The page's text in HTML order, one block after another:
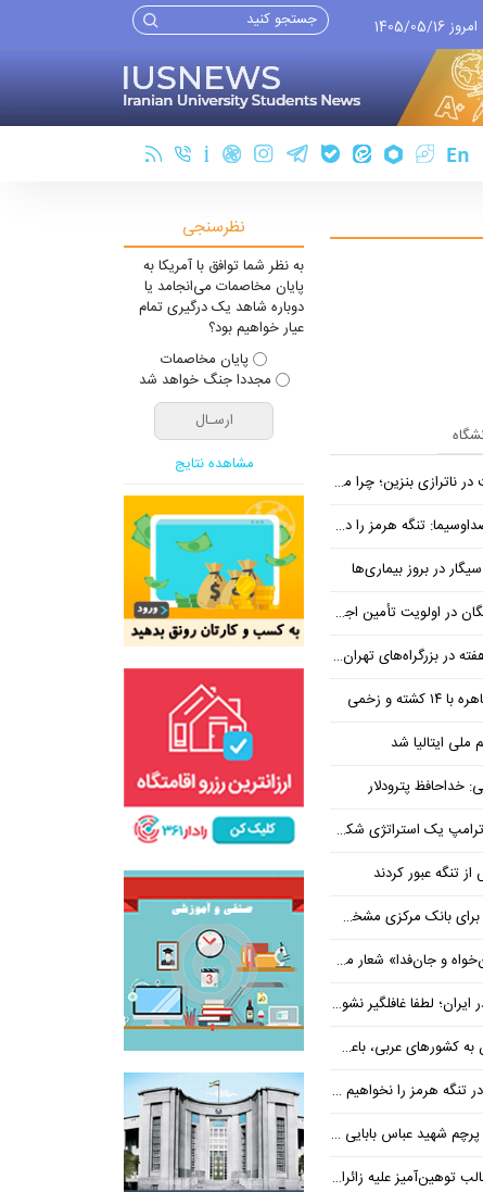
امروز 1405/05/16
چرا مردم مقصر اصلی نیستند؟
را در ازای رفع تحریم معامله کنیم
در بروز بیماری‌ها
پیگیری برای تأمین منابع ادامه دارد
و زخمی
ملی ایتالیا شد
خداحافظ پترودلار
استراتژی شکست خورده است
هنوز هم متوجه نشده است چرا همتی استیضاح شد!
شعار محوری دهه پایانی صفر شد
لطفا غافلگیر نشوید
باعث توقف حمله آمریکا شد
هرمز را نخواهیم داد
عباس بابایی ایستادند؟
علیه زائران اربعین در فضای مجازی
نظرسنجی
به نظر شما توافق با آمریکا به
پایان مخاصمات می‌انجامد یا
دوباره شاهد یک درگیری تمام
عیار خواهیم بود؟
پایان مخاصمات
مجددا جنگ خواهد شد
مشاهده نتایج